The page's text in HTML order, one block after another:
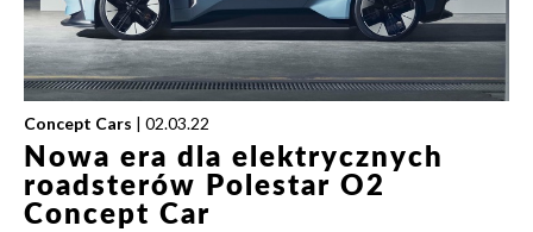
Concept Cars | 02.03.22
Nowa era dla elektrycznych
roadsterów Polestar O2
Concept Car